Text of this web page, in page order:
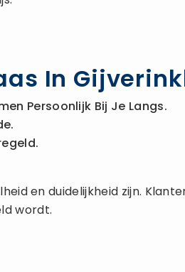
In
Persoonlijk Bij Je Langs.
en duidelijkheid zijn.
wordt.